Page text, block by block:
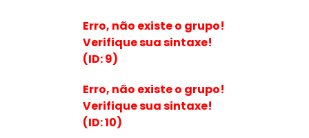
Erro, não existe o grupo!
Verifique sua sintaxe!
(ID: 9)
Erro, não existe o grupo!
Verifique sua sintaxe!
(ID: 10)